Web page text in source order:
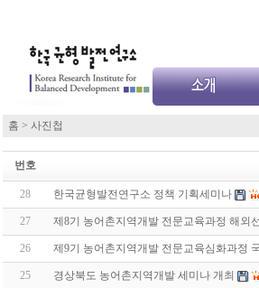
홈 > 사진첩
번호
28 한국균형발전연구소 정책 기획세미나
27 제8기 농어촌지역개발 전문교육과정 해외
26 제9기 농어촌지역개발 전문교육심화과정
25 경상북도 농어촌지역개발 세미나 개최